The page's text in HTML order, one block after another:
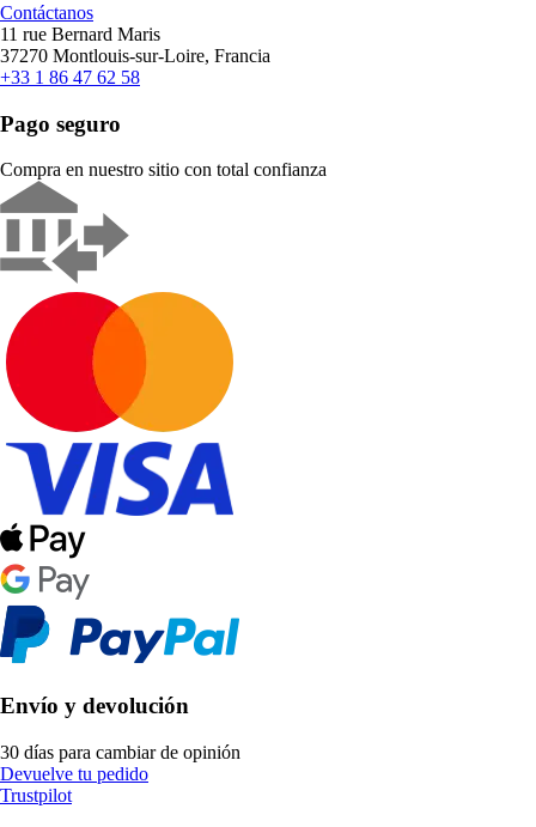
Contáctanos
11 rue Bernard Maris
37270 Montlouis-sur-Loire, Francia
+33 1 86 47 62 58
Pago seguro
Compra en nuestro sitio con total confianza
Envío y devolución
30 días para cambiar de opinión
Devuelve tu pedido
Trustpilot